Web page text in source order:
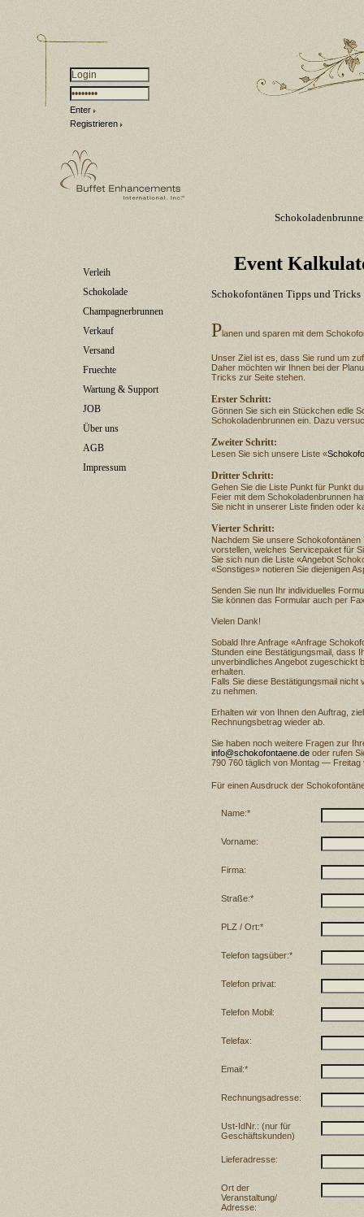
Enter
Registrieren
Verleih
Schokolade
Champagnerbrunnen
Verkauf
Versand
Fruechte
Wartung & Support
JOB
Über uns
AGB
Impressum
Event
Schokofontänen Tipps und Tricks
Planen und sparen mit dem
Unser Ziel ist es, dass Sie rund um
Daher möchten wir Ihnen bei der
Tricks zur Seite stehen.
Erster Schritt:
Gönnen Sie sich ein Stückchen edle
Schokoladenbrunnen ein. Dazu
Zweiter Schritt:
Lesen Sie sich unsere Liste «
Dritter Schritt:
Gehen Sie die Liste Punkt für Punkt
Feier mit dem Schokoladenbrunnen
Sie nicht in unserer Liste finden oder
Vierter Schritt:
Nachdem Sie unsere
vorstellen, welches Servicepaket für
Sie sich nun die Liste «Angebot
«Sonstiges» notieren Sie diejenigen
Senden Sie nun Ihr individuelles
Sie können das Formular auch per
Vielen Dank!
Sobald Ihre Anfrage «Anfrage
Stunden eine Bestätigungsmail, dass
unverbindliches Angebot zugeschickt
erhalten.
Falls Sie diese Bestätigungsmail
zu nehmen.
Erhalten wir von Ihnen den Auftrag,
Rechnungsbetrag wieder ab.
Sie haben noch weitere Fragen zur
info@schokofontaene.de oder rufen
790 760 täglich von Montag —
Für einen Ausdruck der
Name:*
Vorname:
Firma:
Straße:*
PLZ / Ort:*
Telefon tagsüber:*
Telefon privat:
Telefon Mobil:
Telefax:
Email:*
Rechnungsadresse:
Ust-IdNr.: (nur für
Geschäftskunden)
Lieferadresse:
Ort der
Veranstaltung/
Adresse: